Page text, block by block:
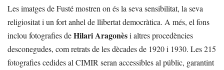
Les imatges de Fusté mostren on és la seva sensibilitat, la seva
religiositat i un fort anhel de llibertat democràtica. A més, el fons
inclou fotografies deHilari Aragonèsi altres procedències
desconegudes, com retrats de les dècades de 1920 i 1930. Les 215
fotografies cedides al CIMIR seran accessibles al públic, garantint